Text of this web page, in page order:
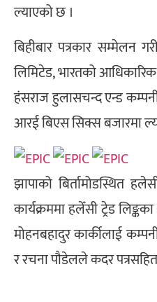
ल्याएको छ ।
बिहीबार पत्रकार सम्मेलन
लिमिटेड, भारतको
हंसराज हुलासचन्द एन्ड
आरई बिएस सिक्स बजारमा
झापाको बिर्तामोडस्थित
कार्यक्रममा हलेँसी ट्रेड
मोहनबहादुर कार्कीलाई
र रचना पौडेलले कदर